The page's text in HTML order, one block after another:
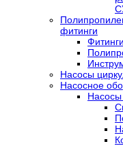
фитинги
Насосы
Насосное
Насосы